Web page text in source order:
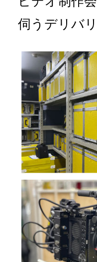
伺うデリバ